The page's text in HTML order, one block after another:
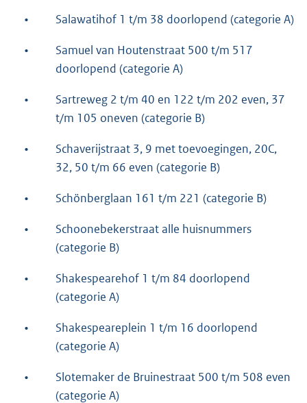
• Salawatihof 1 t/m 38 doorlopend (categorie A)
•
Samuel van Houtenstraat 500 t/m 517
doorlopend (categorie A)
•
Sartreweg 2 t/m 40 en 122 t/m 202 even, 37
t/m 105 oneven (categorie B)
•
Schaverijstraat 3, 9 met toevoegingen, 20C,
32, 50 t/m 66 even (categorie B)
• Schönberglaan 161 t/m 221 (categorie B)
•
Schoonebekerstraat alle huisnummers
(categorie B)
•
Shakespearehof 1 t/m 84 doorlopend
(categorie A)
•
Shakespeareplein 1 t/m 16 doorlopend
(categorie A)
•
Slotemaker de Bruinestraat 500 t/m 508 even
(categorie A)